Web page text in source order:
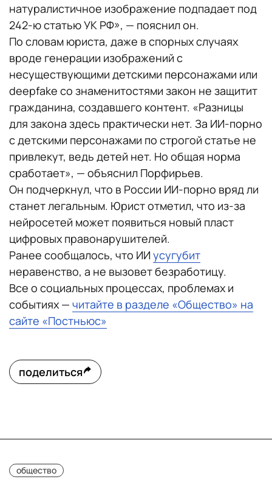
натуралистичное изображение подпадает под
242-ю статью УК РФ», — пояснил он.
По словам юриста, даже в спорных случаях
вроде генерации изображений с
несуществующими детскими персонажами или
deepfake со знаменитостями закон не защитит
гражданина, создавшего контент. «Разницы
для закона здесь практически нет. За ИИ-порно
с детскими персонажами по строгой статье не
привлекут, ведь детей нет. Но общая норма
сработает», — объяснил Порфирьев.
Он подчеркнул, что в России ИИ-порно вряд ли
станет легальным. Юрист отметил, что из-за
нейросетей может появиться новый пласт
цифровых правонарушителей.
Ранее сообщалось, что ИИ усугубит
неравенство, а не вызовет безработицу.
Все о социальных процессах, проблемах и
событиях — читайте в разделе «Общество» на
сайте «Постньюс»
поделиться
общество